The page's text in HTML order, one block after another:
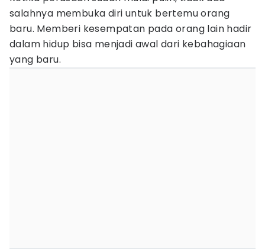
salahnya membuka diri untuk bertemu orang
baru. Memberi kesempatan pada orang lain hadir
dalam hidup bisa menjadi awal dari kebahagiaan
yang baru.